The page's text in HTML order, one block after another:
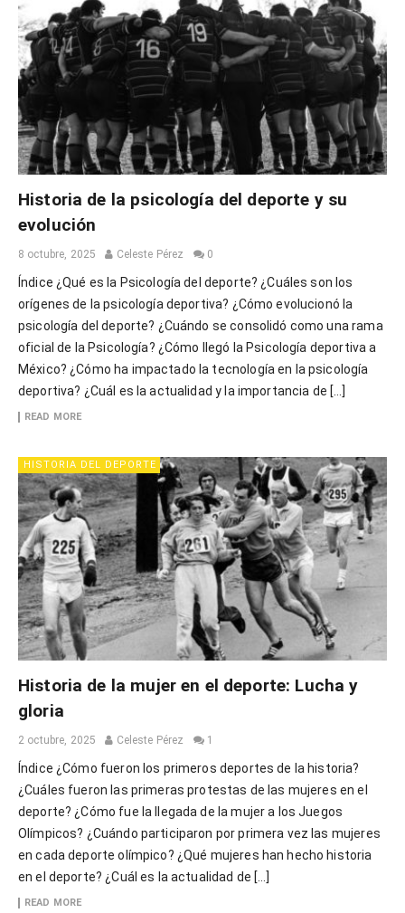
Historia de la psicología del deporte y su
evolución
8 octubre, 2025 Celeste Pérez 0
Índice ¿Qué es la Psicología del deporte? ¿Cuáles son los
orígenes de la psicología deportiva? ¿Cómo evolucionó la
psicología del deporte? ¿Cuándo se consolidó como una rama
oficial de la Psicología? ¿Cómo llegó la Psicología deportiva a
México? ¿Cómo ha impactado la tecnología en la psicología
deportiva? ¿Cuál es la actualidad y la importancia de […]
READ MORE
HISTORIA DEL DEPORTE
Historia de la mujer en el deporte: Lucha y
gloria
2 octubre, 2025 Celeste Pérez 1
Índice ¿Cómo fueron los primeros deportes de la historia?
¿Cuáles fueron las primeras protestas de las mujeres en el
deporte? ¿Cómo fue la llegada de la mujer a los Juegos
Olímpicos? ¿Cuándo participaron por primera vez las mujeres
en cada deporte olímpico? ¿Qué mujeres han hecho historia
en el deporte? ¿Cuál es la actualidad de […]
READ MORE